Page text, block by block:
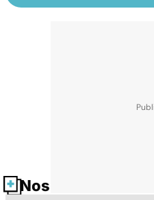
Nos fiches santé